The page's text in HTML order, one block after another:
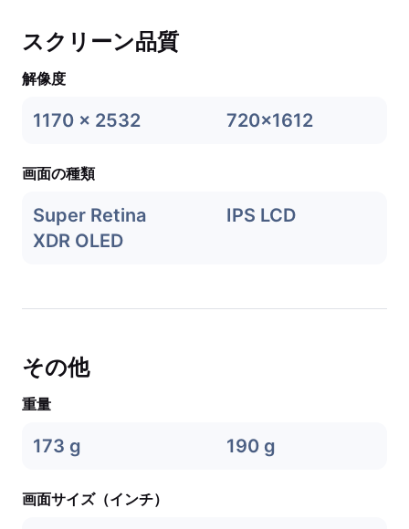
スクリーン品質
解像度
1170 x 2532 720x1612
画面の種類
Super Retina
XDR OLED
IPS LCD
その他
重量
173 g 190 g
画面サイズ（インチ）